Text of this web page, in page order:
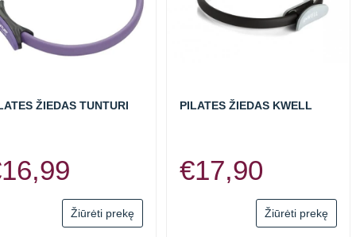
ŽIEDAS TUNTURI
16,99
Žiūrėti prekę
PILATES ŽIEDAS KWELL
€17,90
Žiūrėti prekę